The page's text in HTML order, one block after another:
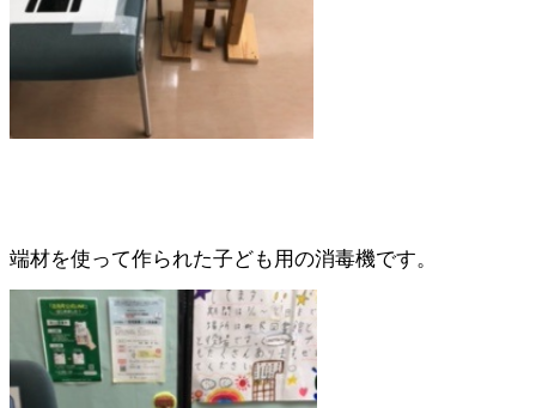
端材を使って作られた子ども用の消毒機です。